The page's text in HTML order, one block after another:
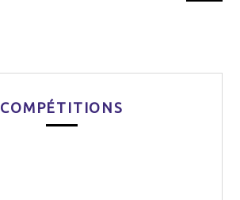
COMPÉTITIONS